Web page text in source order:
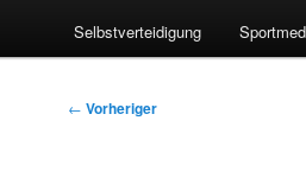
Selbstverteidigung
Beitragsnavigation
← Vorheriger